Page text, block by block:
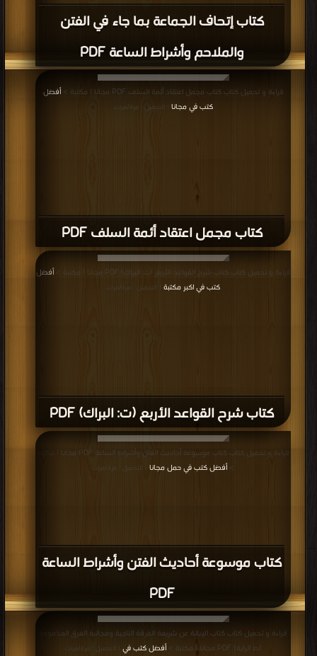
كتاب إتحاف الجماعة بما جاء في الفتن
والملاحم وأشراط الساعة PDF
كتاب مجمل اعتقاد أئمة السلف PDF
قراءة و تحميل كتاب كتاب مجمل اعتقاد أئمة السلف PDF مجانا | مكتبة >
أفضل
كتب في مجانا | التحميل : مرة/مرات
كتاب شرح القواعد الأربع (ت: البراك) PDF
قراءة و تحميل كتاب كتاب شرح القواعد الأربع (ت: البراك) PDF مجانا | مكتبة >
أفضل
كتب في اكبر مكتبة
| التحميل : مرة/مرات
كتاب موسوعة أحاديث الفتن وأشراط الساعة
PDF
قراءة و تحميل كتاب كتاب موسوعة أحاديث الفتن وأشراط الساعة PDF مجانا | مكتبة
>أفضل كتب في حمل مجانا | التحميل : مرة/مرات
قراءة و تحميل كتاب كتاب الإبانة عن شريعة الفرقة الناجية ومجانبة الفرق المذمومة
(ط الراية) PDF مجانا | مكتبة >
أفضل كتب في | التحميل : مرة/مرات